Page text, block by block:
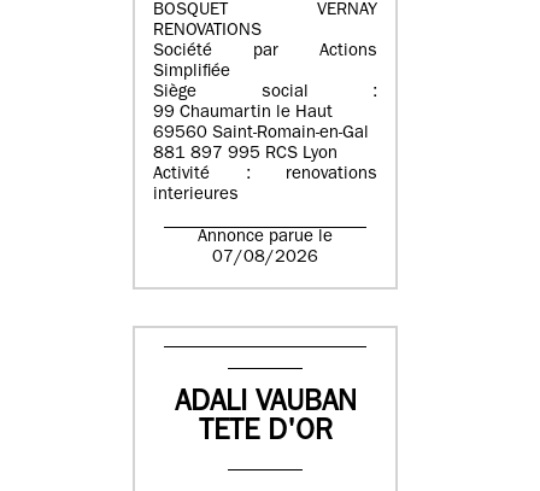
BOSQUET VERNAY
RENOVATIONS
Société par Actions
Simplifiée
Siège social :
99 Chaumartin le Haut
69560 Saint-Romain-en-Gal
881 897 995 RCS Lyon
Activité : renovations
interieures
Annonce parue le
07/08/2026
ADALI VAUBAN
TETE D'OR